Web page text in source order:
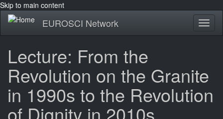
Skip to main content
EUROSCI Network
Lecture: From the
Revolution on the Granite
in 1990s to the Revolution
of Dignity in 2010s